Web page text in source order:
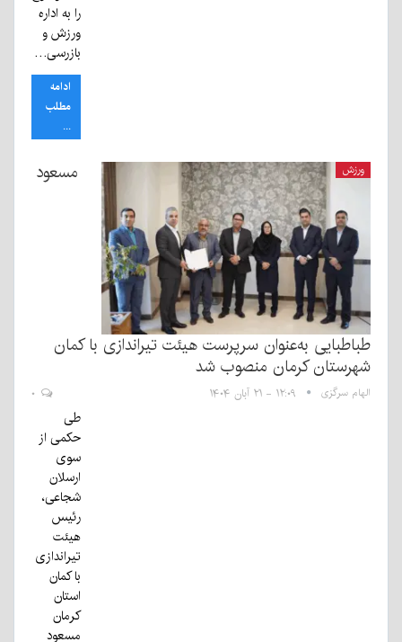
را به اداره
ورزش و
بازرسی…
ادامه
مطلب
...
ورزش مسعود
طباطبایی به‌عنوان سرپرست هیئت تیراندازی با کمان
شهرستان کرمان منصوب شد
الهام سرگزی ۱۲:۰۹ - ۲۱ آبان ۱۴۰۴
طی
حکمی از
سوی
ارسلان
شجاعی،
رئیس
هیئت
تیراندازی
با کمان
استان
کرمان
مسعود